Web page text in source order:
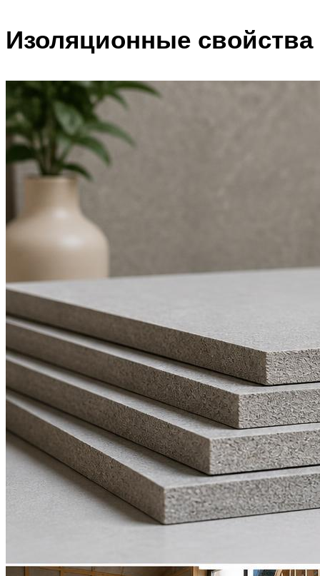
Изоляционные свойства